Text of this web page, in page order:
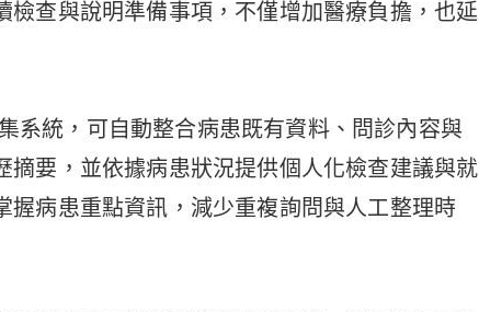
檢查與說明準備事項，不僅增加醫療負擔，也延
系統，可自動整合病患既有資料、問診內容與
摘要，並依據病患狀況提供個人化檢查建議與就
握病患重點資訊，減少重複詢問與人工整理時